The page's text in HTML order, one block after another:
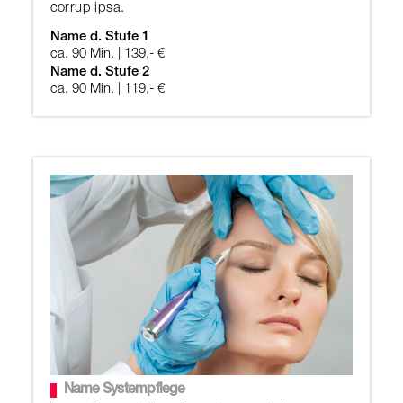
corrup ipsa.
Name d. Stufe 1
ca. 90 Min. | 139,- €
Name d. Stufe 2
ca. 90 Min. | 119,- €
Name Systempflege